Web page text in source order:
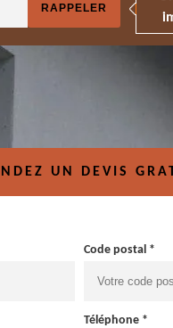
UN DEVIS
Code postal *
Téléphone *